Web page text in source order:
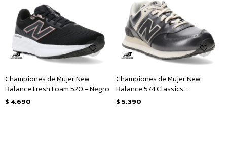
Championes de Mujer New
Balance Fresh Foam 520 - Negro
$ 4.690
Championes de Mujer New
Balance 574 Classics
Traditionnels - Gris - Natural
$ 5.390